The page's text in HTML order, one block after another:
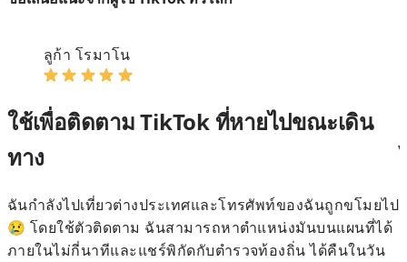
ลูก้า โรมาโน
ใช้เพื่อติดตาม TikTok ที่หายไปขณะเดิน
ทาง
ฉันกำลังไปเที่ยวต่างประเทศและโทรศัพท์ของฉันถูกขโมยไป
😢 โดยใช้ตัวติดตาม ฉันสามารถหาตำแหน่งมันบนแผนที่ได้
ภายในไม่กี่นาทีและแชร์พิกัดกับตำรวจท้องถิ่น ได้คืนในวัน